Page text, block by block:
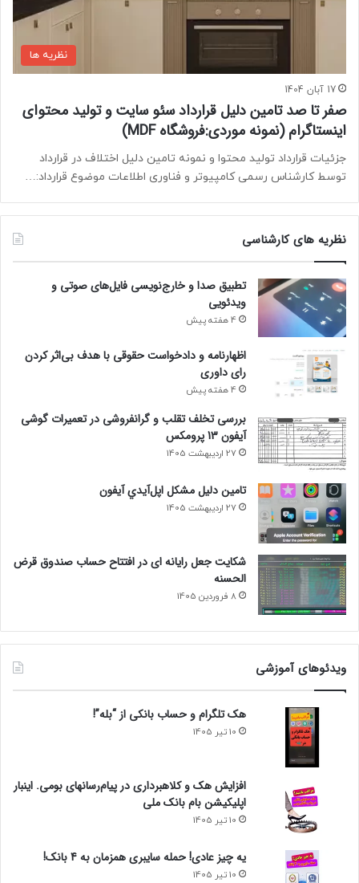
نظریه ها
17 آبان 1404
صفر تا صد تامين دليل قرارداد سئو سایت و توليد محتوای
اینستاگرام (نمونه موردی:فروشگاه MDF)
جزئیات قرارداد تولید محتوا و نمونه تامین دلیل اختلاف در قرارداد
توسط کارشناس رسمی کامپیوتر و فناوری اطلاعات موضوع قرارداد:…
نظریه های کارشناسی
تطبیق صدا و خارج‌نویسی فایل‌های صوتی و
ویدئویی
4 هفته پیش
اظهارنامه و دادخواست حقوقی با هدف بی‌اثر کردن
رای داوری
4 هفته پیش
بررسی تخلف تقلب و گرانفروشی در تعمیرات گوشی
آیفون 13 پرومکس
27 اردیبهشت 1405
تامين دليل مشکل اپل‌آيدي آيفون
27 اردیبهشت 1405
شکایت جعل رایانه ای در افتتاح حساب صندوق قرض
الحسنه
8 فروردین 1405
ویدئوهای آموزشی
هک تلگرام و حساب بانکی از “بله”!
10 تیر 1405
افزایش هک و کلاهبرداری در پیام‌رسانهای بومی. اینبار
اپلیکیشن بام‌ بانک ملی
10 تیر 1405
یه چیز عادی! حمله سایبری همزمان به 4 بانک!
10 تیر 1405